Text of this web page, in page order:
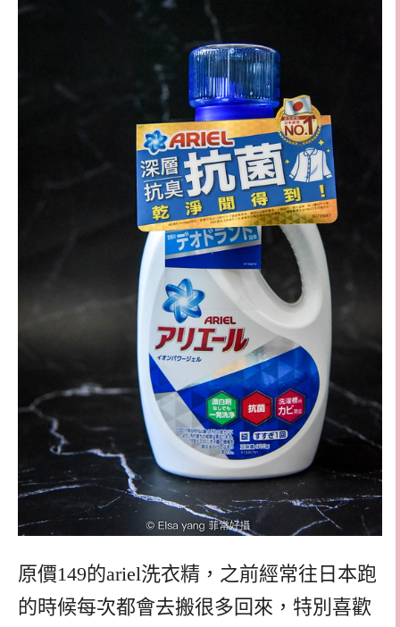
原價149的ariel洗衣精，之前經常往日本跑
的時候每次都會去搬很多回來，特別喜歡